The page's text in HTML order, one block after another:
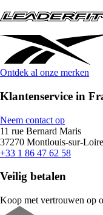
Ontdek al onze merken
Klantenservice in
Neem contact op
11 rue Bernard Maris
37270 Montlouis-sur-
+33 1 86 47 62 58
Veilig betalen
Koop met vertrouwen op